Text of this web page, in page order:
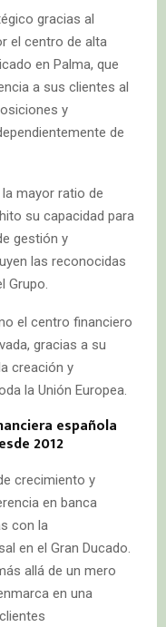
gracias al
el centro de alta
en Palma, que
a sus clientes al
y
de
mayor ratio de
su capacidad para
gestión y
las reconocidas
Grupo.
el centro financiero
gracias a su
creación y
la Unión Europea.
española
2012
crecimiento y
en banca
con la
en el Gran Ducado.
allá de un mero
en una